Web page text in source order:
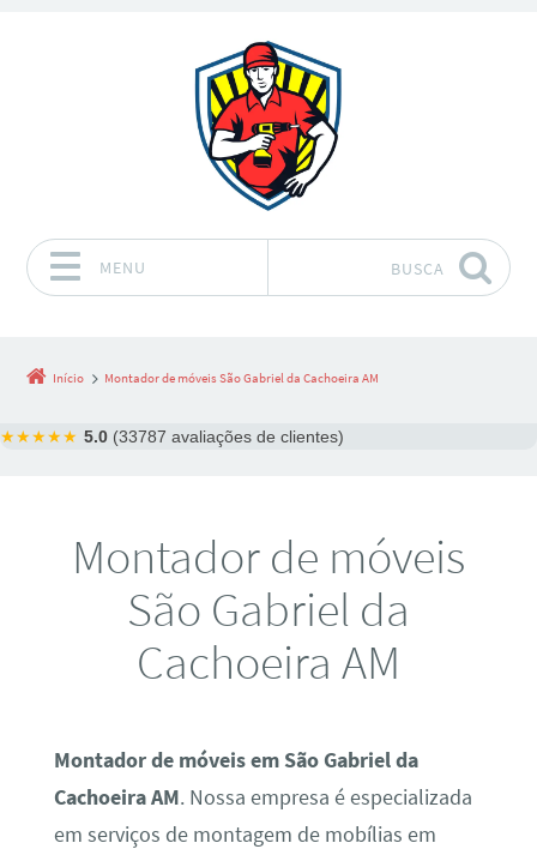
MENU BUSCA
Início Montador de móveis São Gabriel da Cachoeira AM
★★★★★ 5.0 (33787 avaliações de clientes)
Montador de móveis
São Gabriel da
Cachoeira AM
Montador de móveis em São Gabriel da
Cachoeira AM. Nossa empresa é especializada
em serviços de montagem de mobílias em